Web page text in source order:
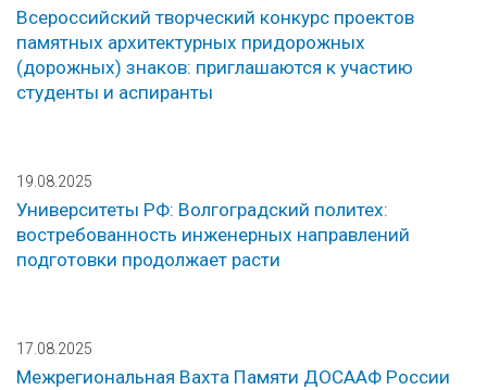
Всероссийский творческий конкурс проектов
памятных архитектурных придорожных
(дорожных) знаков: приглашаются к участию
студенты и аспиранты
19.08.2025
Университеты РФ: Волгоградский политех:
востребованность инженерных направлений
подготовки продолжает расти
17.08.2025
Межрегиональная Вахта Памяти ДОСААФ России